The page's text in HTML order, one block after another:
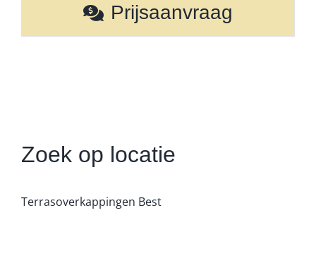
Prijsaanvraag
Zoek op locatie
Terrasoverkappingen Best